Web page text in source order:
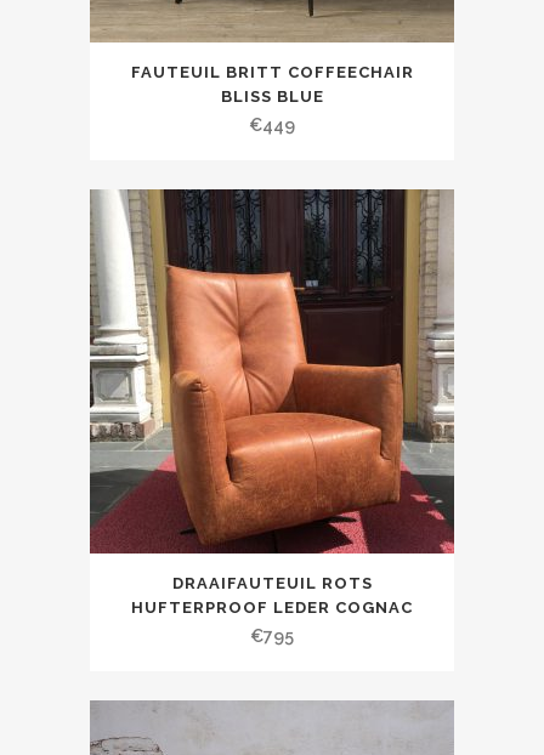
FAUTEUIL BRITT COFFEECHAIR
BLISS BLUE
€449
DRAAIFAUTEUIL ROTS
HUFTERPROOF LEDER COGNAC
€795